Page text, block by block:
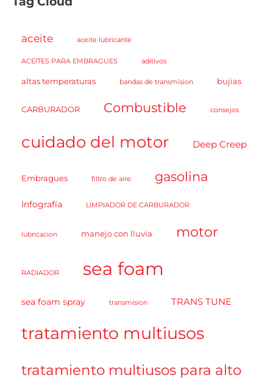
aceite aceite lubricante
ACEITES PARA EMBRAGUES aditivos
altas temperaturas bandas de transmision bujias
CARBURADOR Combustible consejos
cuidado del motor Deep Creep
Embragues filtro de aire gasolina
Infografía LIMPIADOR DE CARBURADOR
lubricacion manejo con lluvia motor
RADIADOR sea foam
sea foam spray transmision TRANS TUNE
tratamiento multiusos
tratamiento multiusos para alto